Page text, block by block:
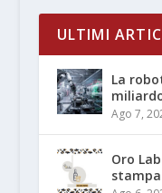
ULTIMI
La
Ago 7,
Oro